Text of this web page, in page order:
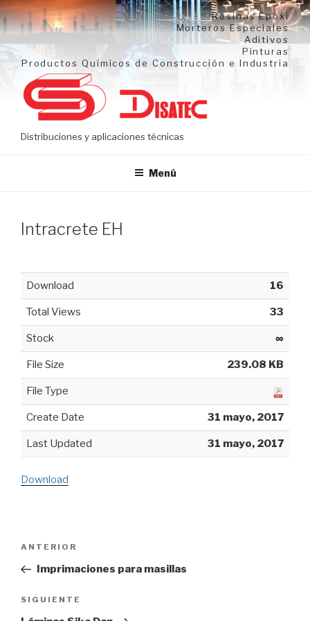
Ir
al
contenido
Resinas Epoxi
Morteros Especiales
Aditivos
Pinturas
Productos Químicos de Construcción e Industria
Distribuciones y aplicaciones técnicas
Menú
Intracrete EH
Download 16
Total Views 33
Stock ∞
File Size 239.08 KB
File Type
Create Date 31 mayo, 2017
Last Updated 31 mayo, 2017
Download
Navegación
entradas
Entrada
anterior:
ANTERIOR
Imprimaciones para masillas
Siguiente
entrada
SIGUIENTE